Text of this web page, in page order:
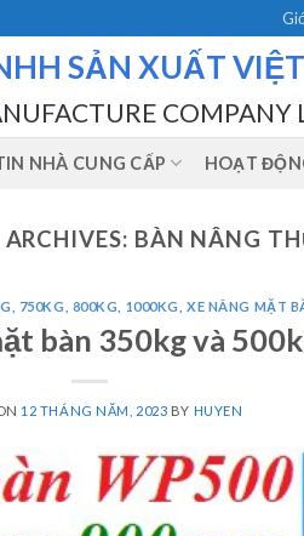
SẢN XUẤT
COMPANY
NHÀ CUNG CẤP HOẠT
BÀN NÂNG
750KG, 800KG, 1000KG ,XE NÂNG MẶT
bàn 350kg và
12 THÁNG NĂM, 2023 BY HUYEN